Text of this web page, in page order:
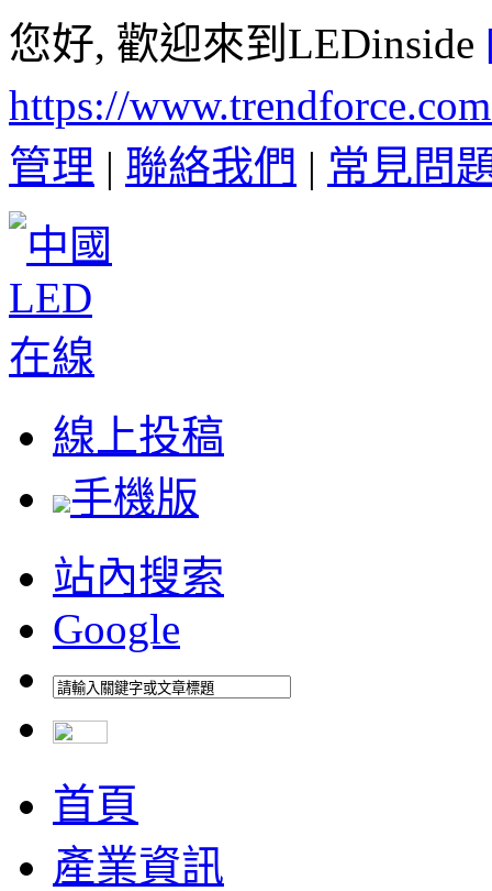
您好, 歡迎來到LEDinside
https://
管理 | 聯絡我們 | 常見問
線上投稿
手機版
站內搜索
Google
首頁
產業資訊